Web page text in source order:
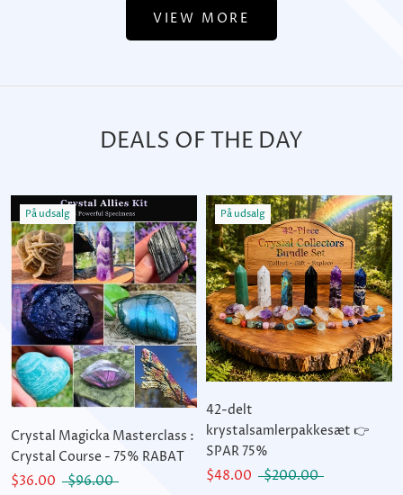
VIEW MORE
DEALS OF THE DAY
På udsalg
Crystal Magicka Masterclass :
Crystal Course - 75% RABAT
$36.00
$96.00
På udsalg
42-delt
krystalsamlerpakkesæt 👉
SPAR 75%
$48.00
$200.00